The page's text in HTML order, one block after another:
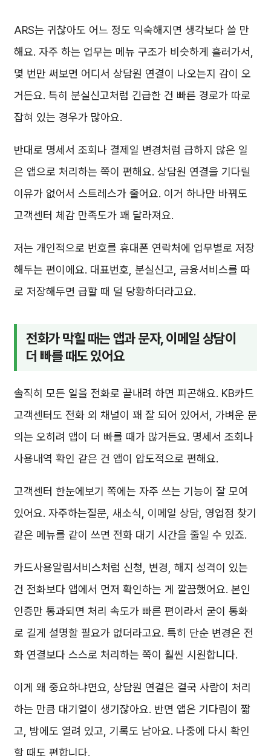
ARS는 귀찮아도 어느 정도 익숙해지면 생각보다 쓸 만
해요. 자주 하는 업무는 메뉴 구조가 비슷하게 흘러가서,
몇 번만 써보면 어디서 상담원 연결이 나오는지 감이 오
거든요. 특히 분실신고처럼 긴급한 건 빠른 경로가 따로
잡혀 있는 경우가 많아요.
반대로 명세서 조회나 결제일 변경처럼 급하지 않은 일
은 앱으로 처리하는 쪽이 편해요. 상담원 연결을 기다릴
이유가 없어서 스트레스가 줄어요. 이거 하나만 바꿔도
고객센터 체감 만족도가 꽤 달라져요.
저는 개인적으로 번호를 휴대폰 연락처에 업무별로 저장
해두는 편이에요. 대표번호, 분실신고, 금융서비스를 따
로 저장해두면 급할 때 덜 당황하더라고요.
전화가 막힐 때는 앱과 문자, 이메일 상담이
더 빠를 때도 있어요
솔직히 모든 일을 전화로 끝내려 하면 피곤해요. KB카드
고객센터도 전화 외 채널이 꽤 잘 되어 있어서, 가벼운 문
의는 오히려 앱이 더 빠를 때가 많거든요. 명세서 조회나
사용내역 확인 같은 건 앱이 압도적으로 편해요.
고객센터 한눈에보기 쪽에는 자주 쓰는 기능이 잘 모여
있어요. 자주하는질문, 새소식, 이메일 상담, 영업점 찾기
같은 메뉴를 같이 쓰면 전화 대기 시간을 줄일 수 있죠.
카드사용알림서비스처럼 신청, 변경, 해지 성격이 있는
건 전화보다 앱에서 먼저 확인하는 게 깔끔했어요. 본인
인증만 통과되면 처리 속도가 빠른 편이라서 굳이 통화
로 길게 설명할 필요가 없더라고요. 특히 단순 변경은 전
화 연결보다 스스로 처리하는 쪽이 훨씬 시원합니다.
이게 왜 중요하냐면요, 상담원 연결은 결국 사람이 처리
하는 만큼 대기열이 생기잖아요. 반면 앱은 기다림이 짧
고, 밤에도 열려 있고, 기록도 남아요. 나중에 다시 확인
할 때도 편합니다.